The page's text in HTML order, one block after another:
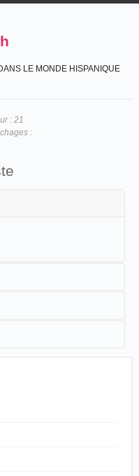
LE MONDE HISPANIQUE
: 21
: